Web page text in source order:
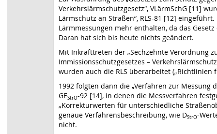
Verkehrslärmschutzgesetz“, VLärmSchG [11]
Lärmschutz an Straßen“, RLS-81 [12]
Lärmmessungen mehr enthalten, da das
Daran hat sich bis heute nichts geändert.
Mit Inkrafttreten der „Sechzehnte Verordnung
Immissionsschutzgesetzes –
wurden auch die RLS überarbeitet („Richtlinien
1992 folgten dann die „Verfahren zur Messung
GEStrO-92 [14], in denen die Messverfahren
„Korrekturwerten für unterschiedliche
genaue Verfahrensbeschreibung, wie DStrO-
nicht.